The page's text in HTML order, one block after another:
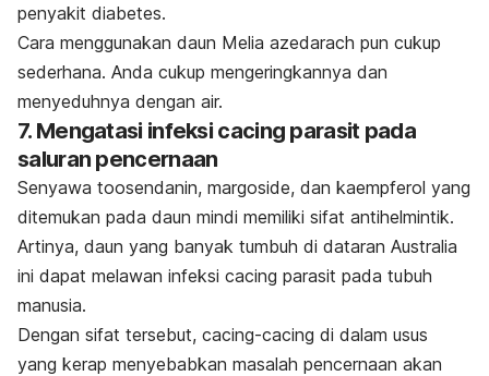
penyakit diabetes.
Cara menggunakan daun Melia azedarach pun cukup
sederhana. Anda cukup mengeringkannya dan
menyeduhnya dengan air.
7. Mengatasi infeksi cacing parasit pada
saluran pencernaan
Senyawa toosendanin, margoside, dan kaempferol yang
ditemukan pada daun mindi memiliki sifat antihelmintik.
Artinya, daun yang banyak tumbuh di dataran Australia
ini dapat melawan infeksi cacing parasit pada tubuh
manusia.
Dengan sifat tersebut, cacing-cacing di dalam usus
yang kerap menyebabkan masalah pencernaan akan